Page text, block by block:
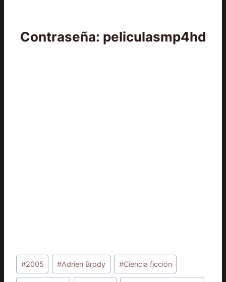
Contraseña: peliculasmp4hd
Etiquetas
de
#2005 #Adrien Brody #Ciencia ficción